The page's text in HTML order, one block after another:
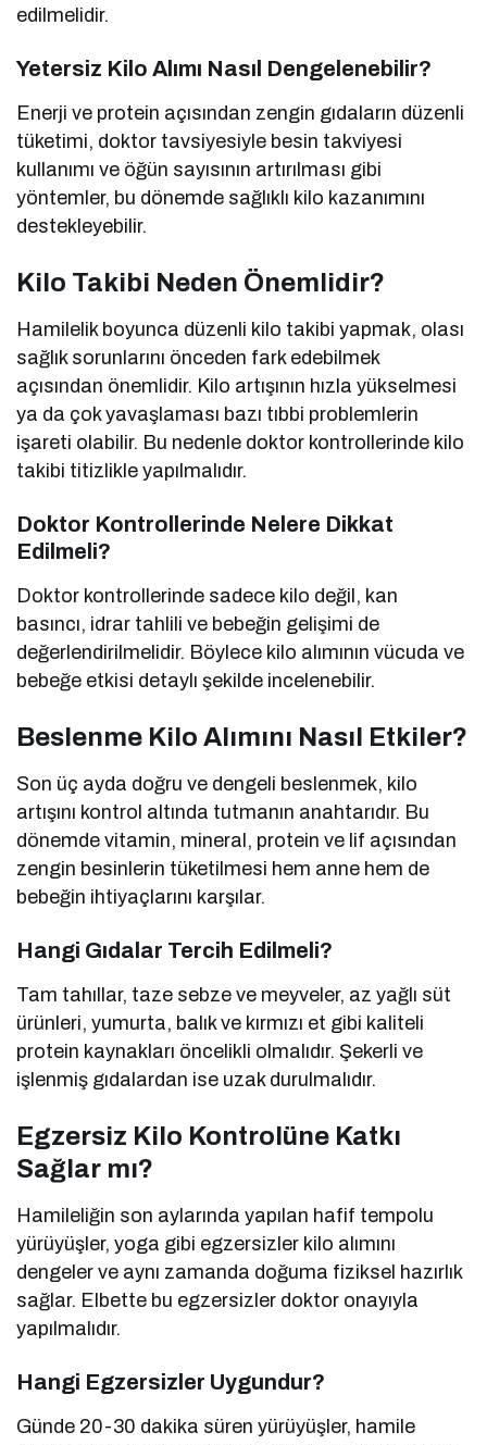
edilmelidir.
Yetersiz Kilo Alımı Nasıl Dengelenebilir?
Enerji ve protein açısından zengin gıdaların düzenli
tüketimi, doktor tavsiyesiyle besin takviyesi
kullanımı ve öğün sayısının artırılması gibi
yöntemler, bu dönemde sağlıklı kilo kazanımını
destekleyebilir.
Kilo Takibi Neden Önemlidir?
Hamilelik boyunca düzenli kilo takibi yapmak, olası
sağlık sorunlarını önceden fark edebilmek
açısından önemlidir. Kilo artışının hızla yükselmesi
ya da çok yavaşlaması bazı tıbbi problemlerin
işareti olabilir. Bu nedenle doktor kontrollerinde kilo
takibi titizlikle yapılmalıdır.
Doktor Kontrollerinde Nelere Dikkat
Edilmeli?
Doktor kontrollerinde sadece kilo değil, kan
basıncı, idrar tahlili ve bebeğin gelişimi de
değerlendirilmelidir. Böylece kilo alımının vücuda ve
bebeğe etkisi detaylı şekilde incelenebilir.
Beslenme Kilo Alımını Nasıl Etkiler?
Son üç ayda doğru ve dengeli beslenmek, kilo
artışını kontrol altında tutmanın anahtarıdır. Bu
dönemde vitamin, mineral, protein ve lif açısından
zengin besinlerin tüketilmesi hem anne hem de
bebeğin ihtiyaçlarını karşılar.
Hangi Gıdalar Tercih Edilmeli?
Tam tahıllar, taze sebze ve meyveler, az yağlı süt
ürünleri, yumurta, balık ve kırmızı et gibi kaliteli
protein kaynakları öncelikli olmalıdır. Şekerli ve
işlenmiş gıdalardan ise uzak durulmalıdır.
Egzersiz Kilo Kontrolüne Katkı
Sağlar mı?
Hamileliğin son aylarında yapılan hafif tempolu
yürüyüşler, yoga gibi egzersizler kilo alımını
dengeler ve aynı zamanda doğuma fiziksel hazırlık
sağlar. Elbette bu egzersizler doktor onayıyla
yapılmalıdır.
Hangi Egzersizler Uygundur?
Günde 20-30 dakika süren yürüyüşler, hamile